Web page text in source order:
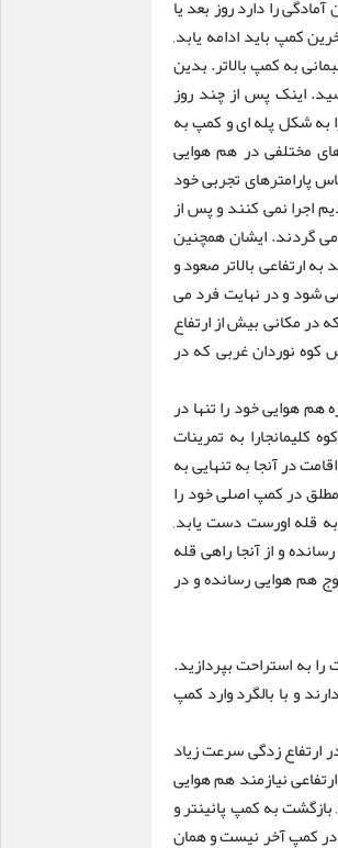
را دارد روز بعد یا
کمپ باید ادامه یابد,
به کمپ بالاتر. بدین
اینک پس از چند روز
به شکل پله ای و کمپ به
مختلفی در هم هوایی
پارامترهای تجربی خود
اجرا نمی کنند و پس از
می گردند. ایشان همچنین
ارتفاعی بالاتر صعود و
می شود و در نهایت فرد می
در مکانی بیش از ارتفاع
کوه نوردان غربی که در
اورست دوره هم هوایی خود را تنها در
کلیمانجارا به تمرینات
در آنجا به تنهایی به
استراحت مطلق در کمپ اصلی خود را
به قله اورست دست یابد,
و از آنجا راهی قله
هم هوایی رسانده و در
به استراحت بپردازید.
و با بالگرد وارد کمپ
ارتفاع زدگی سرعت زیاد
نیازمند هم هوایی
به کمپ پائینتر و
در کمپ آخر نیست و همان